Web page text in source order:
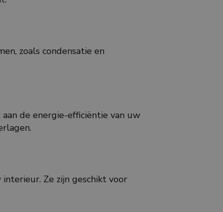
zoals condensatie en
de energie-efficiëntie van uw
Ze zijn geschikt voor